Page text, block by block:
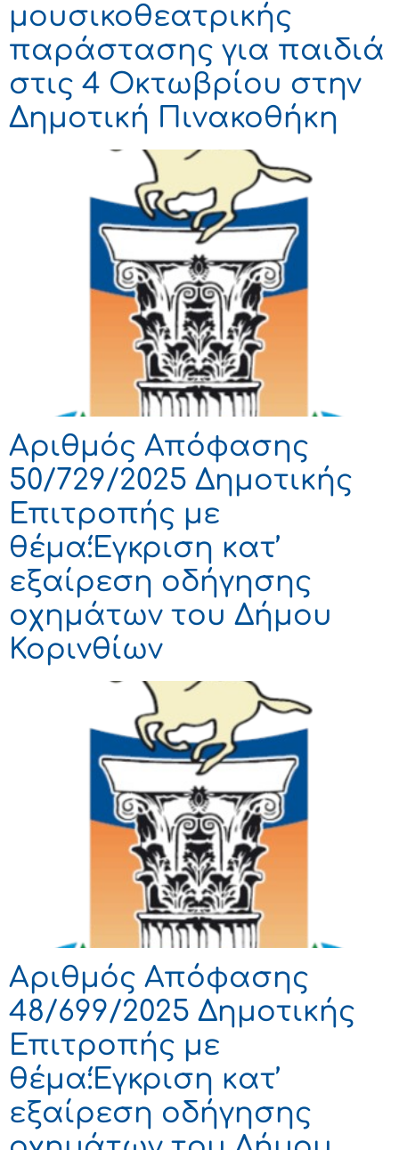
μουσικοθεατρικής
παράστασης για παιδιά
στις 4 Οκτωβρίου στην
Δημοτική Πινακοθήκη
Αριθμός Απόφασης
50/729/2025 Δημοτικής
Επιτροπής με
θέμα:Έγκριση κατ’
εξαίρεση οδήγησης
οχημάτων του Δήμου
Κορινθίων
Αριθμός Απόφασης
48/699/2025 Δημοτικής
Επιτροπής με
θέμα:Έγκριση κατ’
εξαίρεση οδήγησης